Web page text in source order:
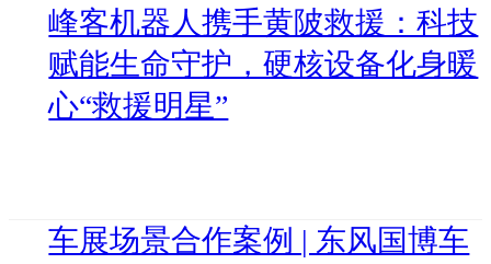
峰客机器人携手黄陂救援：科技
赋能生命守护，硬核设备化身暖
心“救援明星”
车展场景合作案例 | 东风国博车